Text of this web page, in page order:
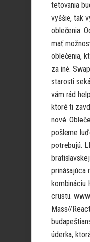
tetovania
vyššie, tak
oblečenia:
mať
oblečenia,
za iné.
starosti
vám rád
ktoré ti
nové.
pošleme
potrebujú.
prinášajúca
kombináciu
crustu.
Mass//
úderka,